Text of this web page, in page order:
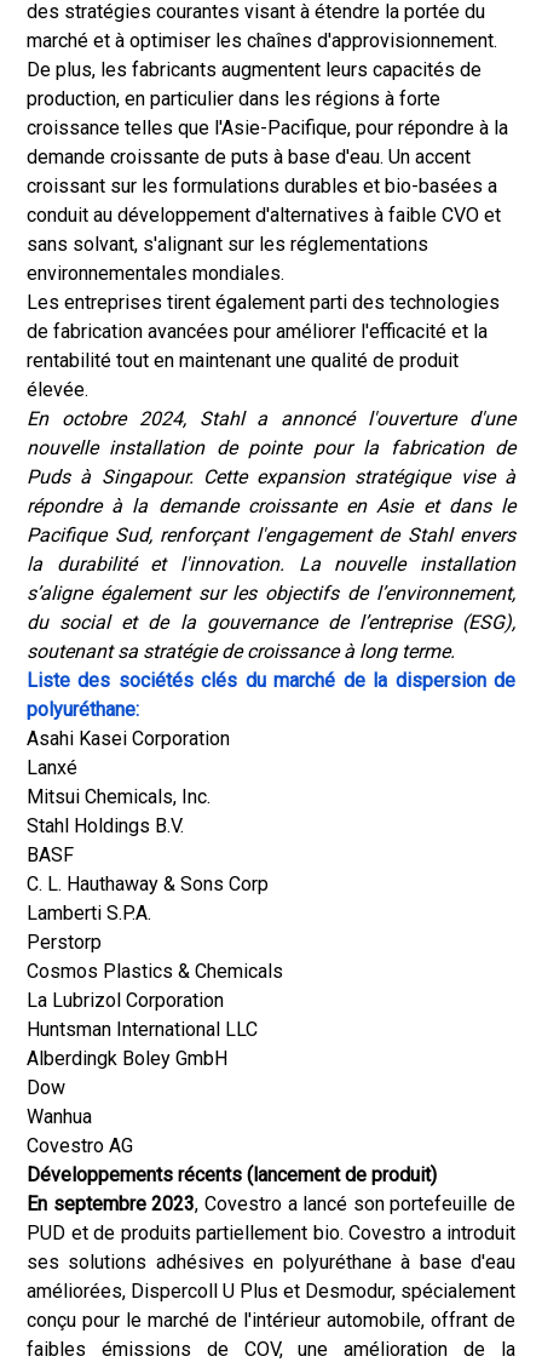
des stratégies courantes visant à étendre la portée du
marché et à optimiser les chaînes d'approvisionnement.
De plus, les fabricants augmentent leurs capacités de
production, en particulier dans les régions à forte
croissance telles que l'Asie-Pacifique, pour répondre à la
demande croissante de puts à base d'eau. Un accent
croissant sur les formulations durables et bio-basées a
conduit au développement d'alternatives à faible CVO et
sans solvant, s'alignant sur les réglementations
environnementales mondiales.
Les entreprises tirent également parti des technologies
de fabrication avancées pour améliorer l'efficacité et la
rentabilité tout en maintenant une qualité de produit
élevée.
En octobre 2024, Stahl a annoncé l'ouverture d'une
nouvelle installation de pointe pour la fabrication de
Puds à Singapour. Cette expansion stratégique vise à
répondre à la demande croissante en Asie et dans le
Pacifique Sud, renforçant l'engagement de Stahl envers
la durabilité et l'innovation. La nouvelle installation
s’aligne également sur les objectifs de l’environnement,
du social et de la gouvernance de l’entreprise (ESG),
soutenant sa stratégie de croissance à long terme.
Liste des sociétés clés du marché de la dispersion de
polyuréthane:
Asahi Kasei Corporation
Lanxé
Mitsui Chemicals, Inc.
Stahl Holdings B.V.
BASF
C. L. Hauthaway & Sons Corp
Lamberti S.P.A.
Perstorp
Cosmos Plastics & Chemicals
La Lubrizol Corporation
Huntsman International LLC
Alberdingk Boley GmbH
Dow
Wanhua
Covestro AG
Développements récents (lancement de produit)
En septembre 2023, Covestro a lancé son portefeuille de
PUD et de produits partiellement bio. Covestro a introduit
ses solutions adhésives en polyuréthane à base d'eau
améliorées, Dispercoll U Plus et Desmodur, spécialement
conçu pour le marché de l'intérieur automobile, offrant de
faibles émissions de COV, une amélioration de la